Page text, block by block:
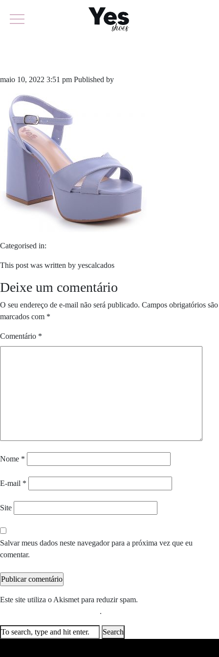
maio 10, 2022 3:51 pm Published by
Categorised in:
This post was written by yescalcados
Deixe um comentário
O seu endereço de e-mail não será publicado. Campos obrigatórios são
marcados com *
Comentário *
Nome *
E-mail *
Site
Salvar meus dados neste navegador para a próxima vez que eu
comentar.
Este site utiliza o Akismet para reduzir spam.
.
Search